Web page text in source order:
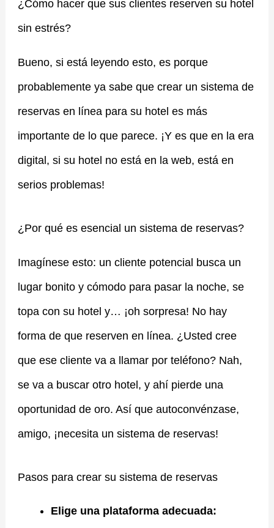
¿Cómo hacer que sus clientes reserven su hotel
sin estrés?
Bueno, si está leyendo esto, es porque
probablemente ya sabe que crear un sistema de
reservas en línea para su hotel es más
importante de lo que parece. ¡Y es que en la era
digital, si su hotel no está en la web, está en
serios problemas!
¿Por qué es esencial un sistema de reservas?
Imagínese esto: un cliente potencial busca un
lugar bonito y cómodo para pasar la noche, se
topa con su hotel y… ¡oh sorpresa! No hay
forma de que reserven en línea. ¿Usted cree
que ese cliente va a llamar por teléfono? Nah,
se va a buscar otro hotel, y ahí pierde una
oportunidad de oro. Así que autoconvénzase,
amigo, ¡necesita un sistema de reservas!
Pasos para crear su sistema de reservas
Elige una plataforma adecuada: